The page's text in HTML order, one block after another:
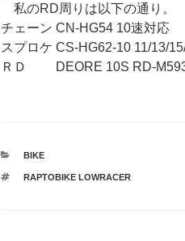
私のRD周りは以下の通り。
チェーン CN-HG54 10速対応
スプロケ CS-HG62-10 11/13/
ＲＤ DEORE 10S RD-
カ
ゴ
BIKE
タ
RAPTOBIKE LOWRACER